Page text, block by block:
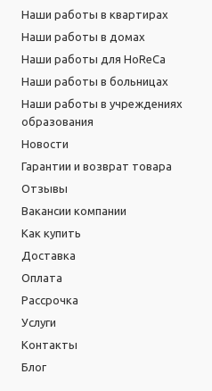
Наши работы в квартирах
Наши работы в домах
Наши работы для HoReCa
Наши работы в больницах
Наши работы в учреждениях
образования
Новости
Гарантии и возврат товара
Отзывы
Вакансии компании
Как купить
Доставка
Оплата
Рассрочка
Услуги
Контакты
Блог